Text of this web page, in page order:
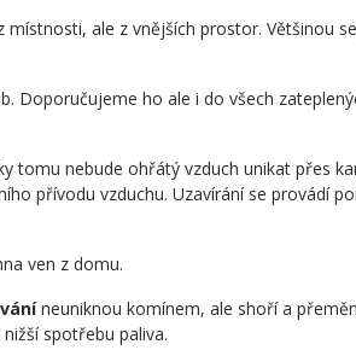
ale z vnějších prostor. Většinou
Doporučujeme ho ale i do všech
tomu nebude ohřátý vzduch unikat přes
přívodu vzduchu. Uzavírání se provádí
ven z domu.
neuniknou komínem, ale shoří a
spotřebu paliva.